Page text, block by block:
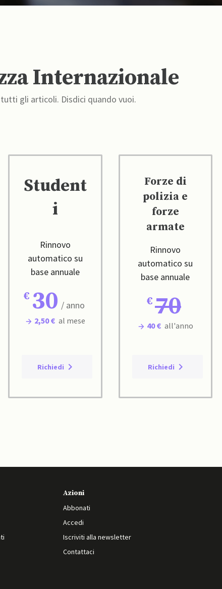
Internazionale
gli articoli. Disdici quando vuoi.
Student
i
Rinnovo
automatico su
base annuale
30 / anno
2,50 € al mese
Richiedi
Forze di
polizia e
forze
armate
Rinnovo
automatico su
base annuale
70
40 € all'anno
Richiedi
Azioni
Abbonati
Accedi
Iscriviti alla newsletter
Contattaci